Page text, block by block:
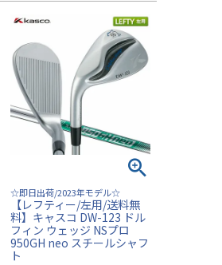
☆即日出荷/2023年モデル☆
【レフティー/左用/送料無
料】キャスコ DW-123 ドル
フィン ウェッジ NSプロ
950GH neo スチールシャフ
ト